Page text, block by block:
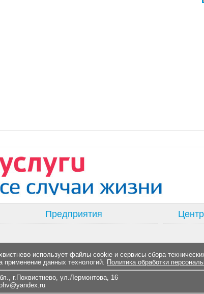
Предприятия
использует файлы cookie и сервисы сбора
применение данных технологий. Политика обработки
г.Похвистнево, ул.Лермонтова, 16